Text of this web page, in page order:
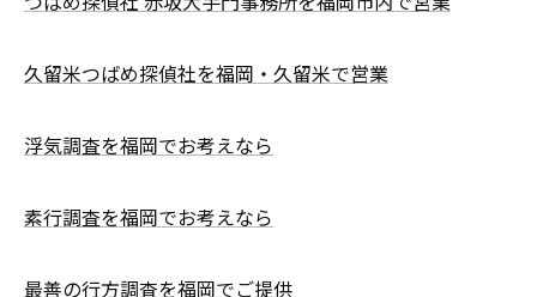
久留米つばめ探偵社を福岡・久留米で営業
浮気調査を福岡でお考えなら
素行調査を福岡でお考えなら
最善の行方調査を福岡でご提供